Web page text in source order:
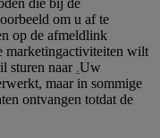
om u af te
op de afmeldlink
marketingactiviteiten wilt
sturen naar .Uw
maar in sommige
ontvangen totdat de